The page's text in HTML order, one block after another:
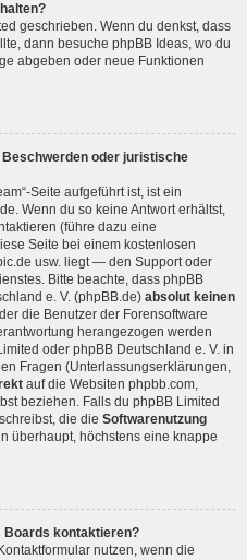
geschrieben. Wenn du denkst, dass
dann besuche phpBB Ideas, wo du
abgeben oder neue Funktionen
oder juristische
Seite aufgeführt ist, ist ein
Wenn du so keine Antwort erhältst,
(führe dazu eine
Seite bei einem kostenlosen
usw. liegt — den Support oder
Bitte beachte, dass phpBB
e. V. (phpBB.de) absolut keinen
die Benutzer der Forensoftware
herangezogen werden
oder phpBB Deutschland e. V. in
Fragen (Unterlassungserklärungen,
auf die Websiten phpbb.com,
beziehen. Falls du phpBB Limited
die die Softwarenutzung
überhaupt, höchstens eine knappe
Boards kontaktieren?
nutzen, wenn die